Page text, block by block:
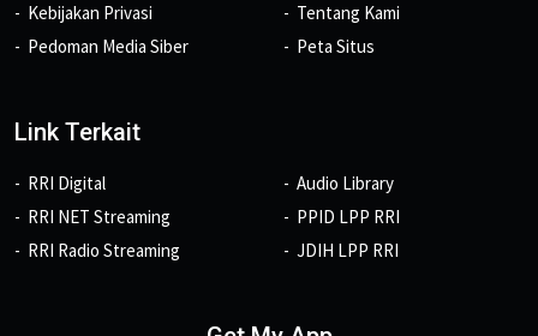
Kebijakan Privasi
Pedoman Media Siber
Tentang Kami
Peta Situs
Link Terkait
RRI Digital
RRI NET Streaming
RRI Radio Streaming
Audio Library
PPID LPP RRI
JDIH LPP RRI